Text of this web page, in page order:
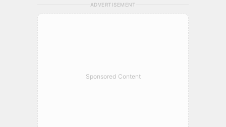
ADVERTISEMENT
Sponsored Content